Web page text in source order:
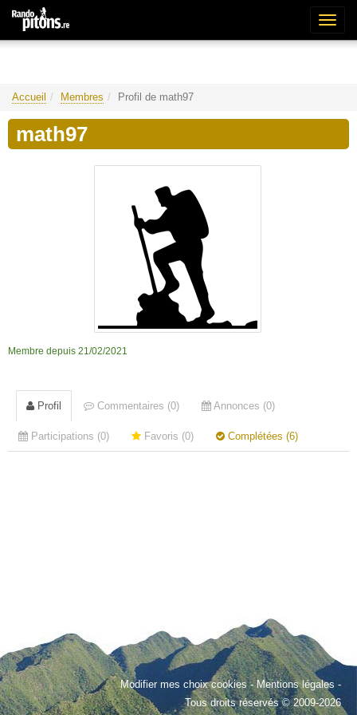
Accueil Membres Profil de math97
math97
Membre depuis 21/02/2021
Profil Commentaires (0) Annonces (0)
Participations (0) Favoris (0) Complétées (6)
Modifier mes choix cookies-Mentions légales -
Tous droits réservés © 2009-2026